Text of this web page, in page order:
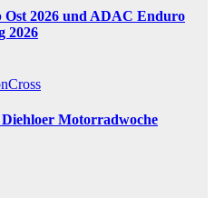
Ost 2026 und ADAC Enduro
2026
Motorradwoche